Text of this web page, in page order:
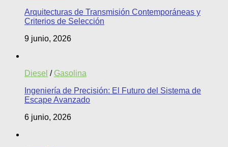
Arquitecturas de Transmisión Contemporáneas y
Criterios de Selección
9 junio, 2026
Diesel / Gasolina
Ingeniería de Precisión: El Futuro del Sistema de
Escape Avanzado
6 junio, 2026